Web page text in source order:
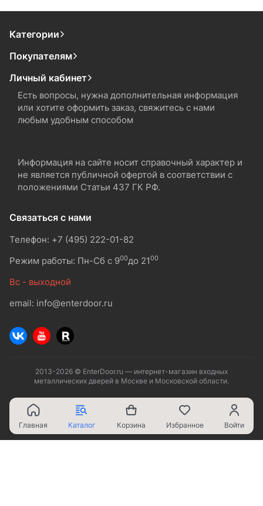
Категории
Покупателям
Личный кабинет
Есть вопросы, нужна дополнительная информация
или хотите оформить заказ, свяжитесь с нами
любым удобным способом
Информация на сайте носит справочный характер и
не является публичной офертой в соответствии с
положениями Статьи 437 ГК РФ.
Связаться с нами
Телефон: +7 (495) 222-01-82
Режим работы: Пн-Сб с 900до 2100
Вс - выходной
email: info@enterdoor.ru
2013-2026 © EnterDoor.ru — интернет-магазин входных
металлических дверей в Москве и Московской области.
Главная Каталог Корзина Избранное Войти